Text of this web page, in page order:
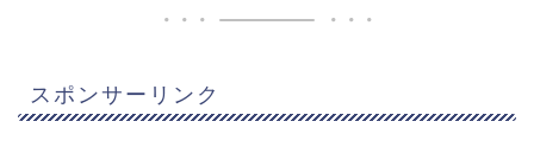
スポンサーリンク